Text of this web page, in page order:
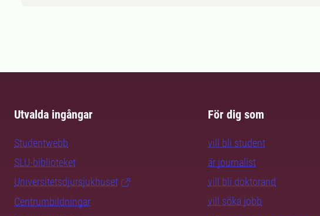
Utvalda ingångar
Studentwebb
SLU-biblioteket
Universitetsdjursjukhuset
Centrumbildningar
För dig som
vill bli student
är journalist
vill bli doktorand
vill söka jobb